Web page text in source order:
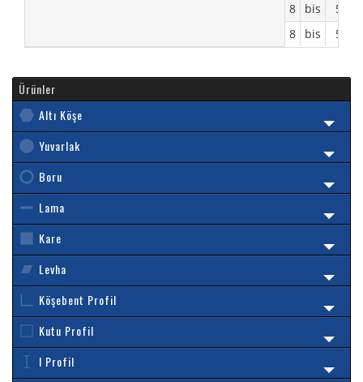
8
bis
50
8
bis 50
Ürünler
Altı Köşe
Yuvarlak
Boru
Lama
Kare
Levha
Köşebent Profil
Kutu Profil
I Profil